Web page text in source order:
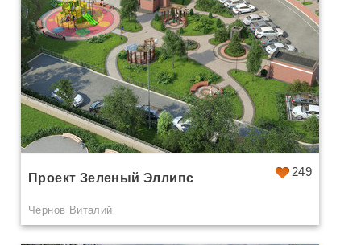
249
Проект Зеленый Эллипс
Чернов Виталий